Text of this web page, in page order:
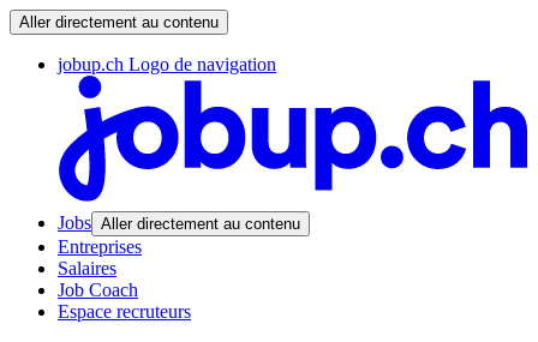
Aller directement au contenu
jobup.ch Logo de navigation
Jobs Aller directement au contenu
Entreprises
Salaires
Job Coach
Espace recruteurs